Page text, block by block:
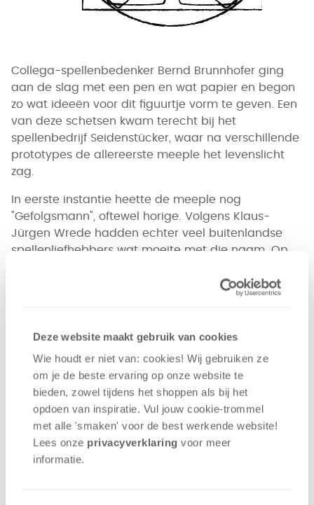
Deze website maakt gebruik van cookies
Wie houdt er niet van: cookies! Wij gebruiken ze
om je de beste ervaring op onze website te
bieden, zowel tijdens het shoppen als bij het
opdoen van inspiratie. Vul jouw cookie-trommel
met alle 'smaken' voor de best werkende website​!
Lees onze privacyverklaring voor meer
informatie.
Collega-spellenbedenker Bernd Brunnhofer ging
aan de slag met een pen en wat papier en begon
zo wat ideeën voor dit figuurtje vorm te geven. Een
van deze schetsen kwam terecht bij het
spellenbedrijf Seidenstücker, waar na verschillende
prototypes de allereerste meeple het levenslicht
zag.
In eerste instantie heette de meeple nog
"Gefolgsmann", oftewel horige. Volgens Klaus-
Jürgen Wrede hadden echter veel buitenlandse
spellenliefhebbers wat moeite met die naam. Op
kwam op een gegeven moment de term "meeple"
in zwang. Volgens sommige bronnen zou dit een
Een andere theorie zegt dat de vorm van de
esdoornblad, oftewel in het Engels een “maple leaf”.
Van “maple people” zou het een kleine stap zijn
naar het snellere "meeple". Hoe dan ook, de term
meeple werd een feit.
Tips van een pro